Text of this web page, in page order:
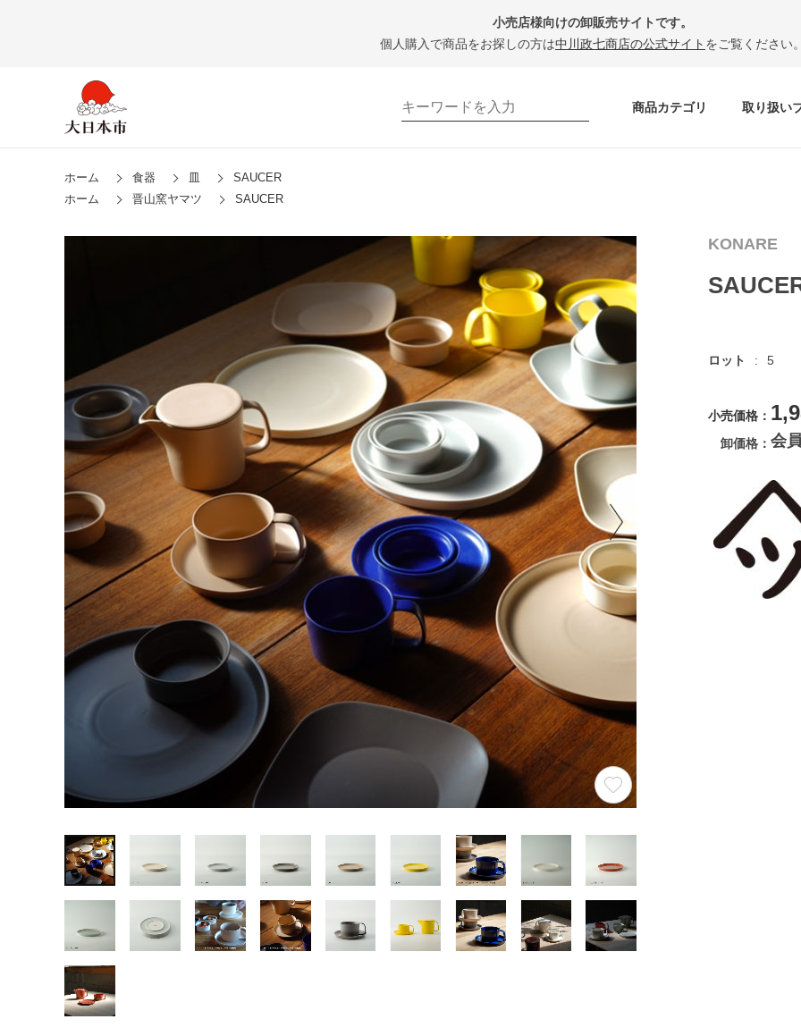
小売店様向けの卸販売サイトです。
個人購入で商品をお探しの方は中川政七商店の公式サイト をご覧ください
商品カテゴリ 取り扱い
ホーム 食器 皿
SAUCER
ホーム
晋山窯ヤマツ SAUCER
KONARE
ロット 5
小売価格
卸価格 会